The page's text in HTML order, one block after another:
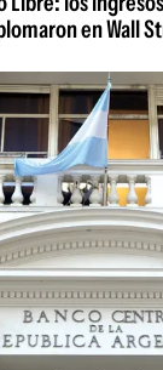
en Wall